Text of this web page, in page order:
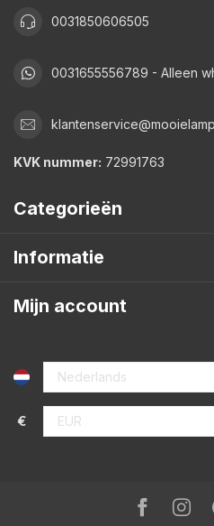
0031850606505
0031655556789 - Alleen
KVK nummer: 72991763
Categorieën
Informatie
Mijn account
€